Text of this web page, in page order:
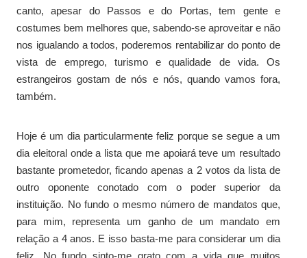
canto, apesar do Passos e do Portas, tem gente e
costumes bem melhores que, sabendo-se aproveitar e não
nos igualando a todos, poderemos rentabilizar do ponto de
vista de emprego, turismo e qualidade de vida. Os
estrangeiros gostam de nós e nós, quando vamos fora,
também.
Hoje é um dia particularmente feliz porque se segue a um
dia eleitoral onde a lista que me apoiará teve um resultado
bastante prometedor, ficando apenas a 2 votos da lista de
outro oponente conotado com o poder superior da
instituição. No fundo o mesmo número de mandatos que,
para mim, representa um ganho de um mandato em
relação a 4 anos. E isso basta-me para considerar um dia
feliz. No fundo sinto-me grato com a vida que muitos